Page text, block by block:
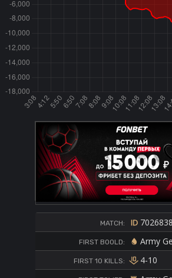
MATCH:
FIRST BOOLD: Army
FIRST 10 KILLS: 4-10